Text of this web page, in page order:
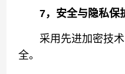
7，安全与隐私保
采用先进加密技术
全。